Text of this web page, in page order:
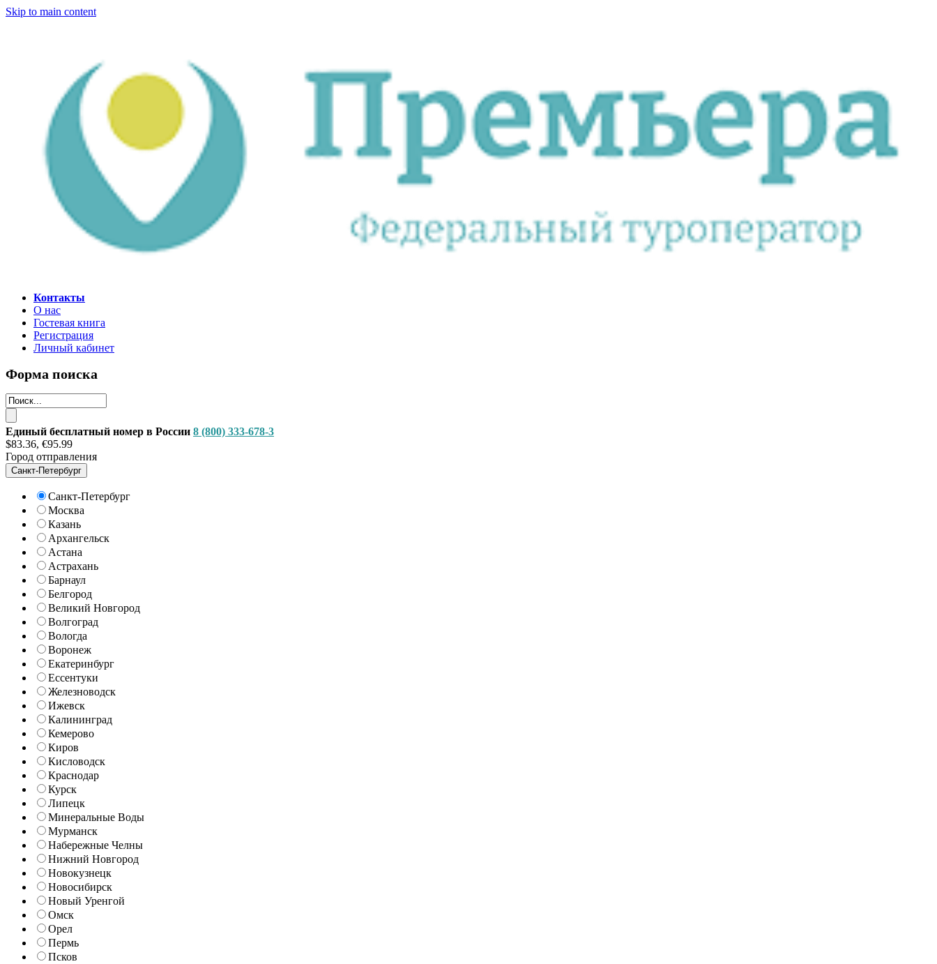
Skip to main content
Контакты
О нас
Гостевая книга
Регистрация
Личный кабинет
Форма поиска
Единый бесплатный номер в России 8 (800) 333-678-3
$83.36, €95.99
Город отправления
Санкт-Петербург
Санкт-Петербург
Москва
Казань
Архангельск
Астана
Астрахань
Барнаул
Белгород
Великий Новгород
Волгоград
Вологда
Воронеж
Екатеринбург
Ессентуки
Железноводск
Ижевск
Калининград
Кемерово
Киров
Кисловодск
Краснодар
Курск
Липецк
Минеральные Воды
Мурманск
Набережные Челны
Нижний Новгород
Новокузнецк
Новосибирск
Новый Уренгой
Омск
Орел
Пермь
Псков